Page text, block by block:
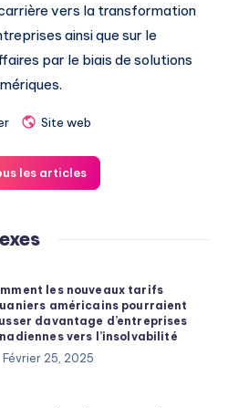
vers la transformation
ainsi que sur le
par le biais de solutions
Site web
les articles
les nouveaux tarifs
américains pourraient
davantage d’entreprises
vers l’insolvabilité
Février 25, 2025